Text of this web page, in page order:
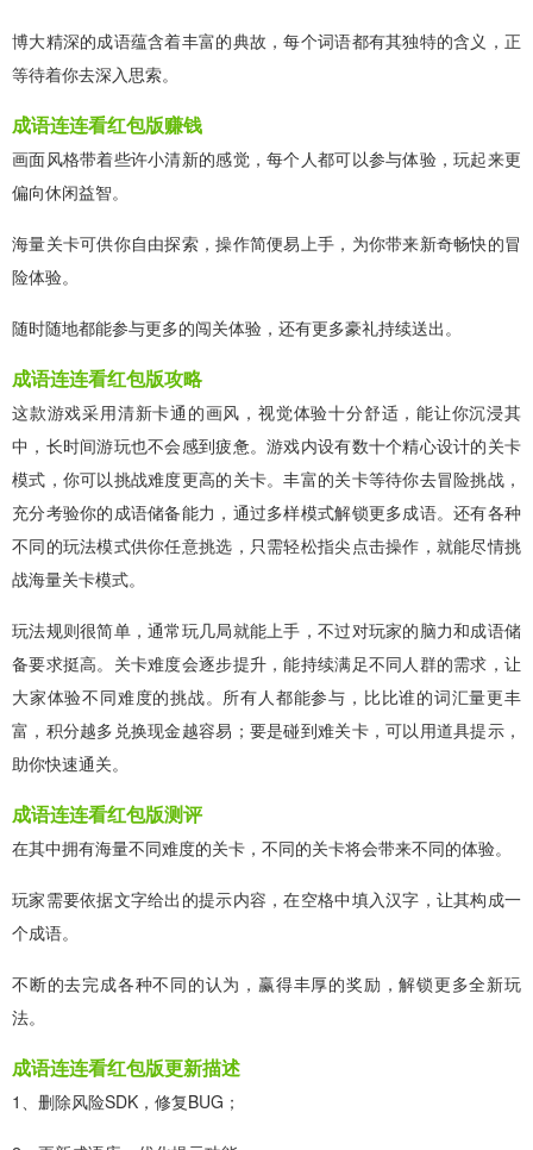
博大精深的成语蕴含着丰富的典故，每个词语都有其独特的含义，正
等待着你去深入思索。
成语连连看红包版赚钱
画面风格带着些许小清新的感觉，每个人都可以参与体验，玩起来更
偏向休闲益智。
海量关卡可供你自由探索，操作简便易上手，为你带来新奇畅快的冒
险体验。
随时随地都能参与更多的闯关体验，还有更多豪礼持续送出。
成语连连看红包版攻略
这款游戏采用清新卡通的画风，视觉体验十分舒适，能让你沉浸其
中，长时间游玩也不会感到疲惫。游戏内设有数十个精心设计的关卡
模式，你可以挑战难度更高的关卡。丰富的关卡等待你去冒险挑战，
充分考验你的成语储备能力，通过多样模式解锁更多成语。还有各种
不同的玩法模式供你任意挑选，只需轻松指尖点击操作，就能尽情挑
战海量关卡模式。
玩法规则很简单，通常玩几局就能上手，不过对玩家的脑力和成语储
备要求挺高。关卡难度会逐步提升，能持续满足不同人群的需求，让
大家体验不同难度的挑战。所有人都能参与，比比谁的词汇量更丰
富，积分越多兑换现金越容易；要是碰到难关卡，可以用道具提示，
助你快速通关。
成语连连看红包版测评
在其中拥有海量不同难度的关卡，不同的关卡将会带来不同的体验。
玩家需要依据文字给出的提示内容，在空格中填入汉字，让其构成一
个成语。
不断的去完成各种不同的认为，赢得丰厚的奖励，解锁更多全新玩
法。
成语连连看红包版更新描述
1、删除风险SDK，修复BUG；